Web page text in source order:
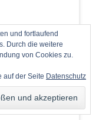
. Alle Rechte
und fortlaufend
Durch die weitere
von Cookies zu.
auf der Seite Datenschutz